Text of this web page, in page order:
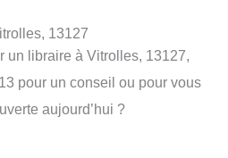
13127
un libraire à Vitrolles, 13127,
pour un conseil ou pour vous
aujourd’hui ?